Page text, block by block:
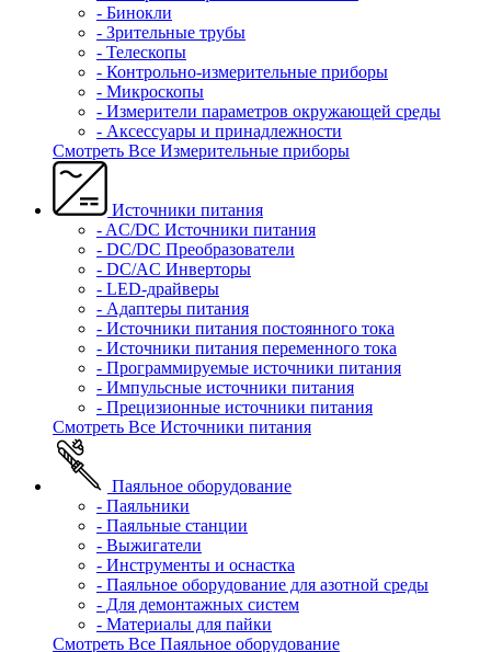
- Бинокли
- Зрительные трубы
- Телескопы
- Контрольно-измерительные приборы
- Микроскопы
- Измерители параметров окружающей среды
- Аксессуары и принадлежности
Смотреть Все Измерительные приборы
Источники питания
- AC/DC Источники питания
- DC/DC Преобразователи
- DC/AC Инверторы
- LED-драйверы
- Адаптеры питания
- Источники питания постоянного тока
- Источники питания переменного тока
- Программируемые источники питания
- Импульсные источники питания
- Прецизионные источники питания
Смотреть Все Источники питания
Паяльное оборудование
- Паяльники
- Паяльные станции
- Выжигатели
- Инструменты и оснастка
- Паяльное оборудование для азотной среды
- Для демонтажных систем
- Материалы для пайки
Смотреть Все Паяльное оборудование